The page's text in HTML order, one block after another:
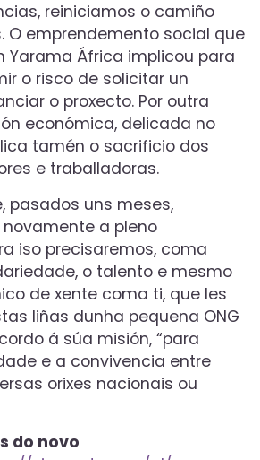
reiniciamos o camiño
O emprendemento social que
Yarama África implicou para
o risco de solicitar un
o proxecto. Por outra
económica, delicada no
tamén o sacrificio dos
e traballadoras.
pasados uns meses,
a pleno
iso precisaremos, coma
o talento e mesmo
de xente coma ti, que les
liñas dunha pequena ONG
á súa misión, “para
e a convivencia entre
orixes nacionais ou
do novo